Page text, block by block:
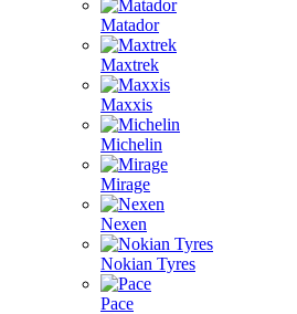
Matador
Maxtrek
Maxxis
Michelin
Mirage
Nexen
Nokian Tyres
Pace